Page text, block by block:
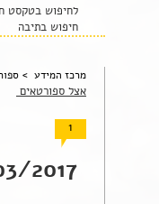
לחיפוש בטקסט
חיפוש בתיבה
מרכז המידע >
אצל ספורטאים
1
2017 |